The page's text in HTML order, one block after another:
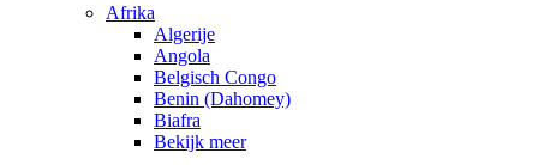
Afrika
Algerije
Angola
Belgisch Congo
Benin (Dahomey)
Biafra
Bekijk meer